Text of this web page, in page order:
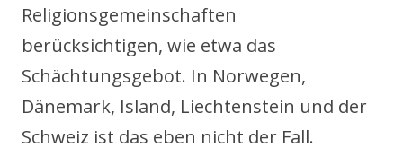
Religionsgemeinschaften
berücksichtigen, wie etwa das
Schächtungsgebot. In Norwegen,
Dänemark, Island, Liechtenstein und der
Schweiz ist das eben nicht der Fall.